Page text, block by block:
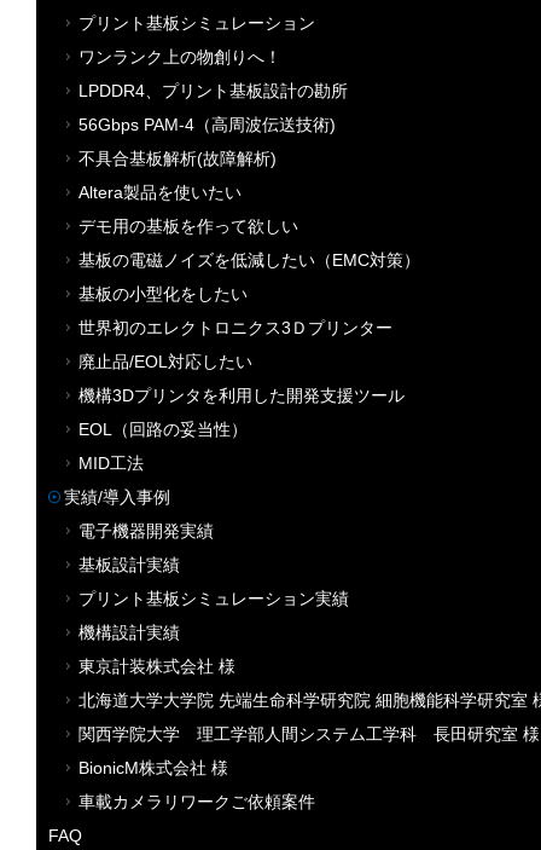
プリント基板シミュレーション
ワンランク上の物創りへ！
LPDDR4、プリント基板設計の勘所
56Gbps PAM-4（高周波伝送技術)
不具合基板解析(故障解析)
Altera製品を使いたい
デモ用の基板を作って欲しい
基板の電磁ノイズを低減したい（EMC対策）
基板の小型化をしたい
世界初のエレクトロニクス3Ｄプリンター
廃止品/EOL対応したい
機構3Dプリンタを利用した開発支援ツール
EOL（回路の妥当性）
MID工法
実績/導入事例
電子機器開発実績
基板設計実績
プリント基板シミュレーション実績
機構設計実績
東京計装株式会社 様
北海道大学大学院 先端生命科学研究院 細胞機能科学研究室
関西学院大学 理工学部人間システム工学科 長田研究室 様
BionicM株式会社 様
車載カメラリワークご依頼案件
FAQ